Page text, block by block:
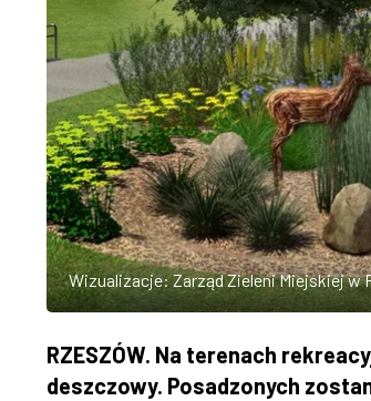
Wizualizacje: Zarząd Zieleni Miejskiej w
RZESZÓW. Na terenach
deszczowy. Posadzonych